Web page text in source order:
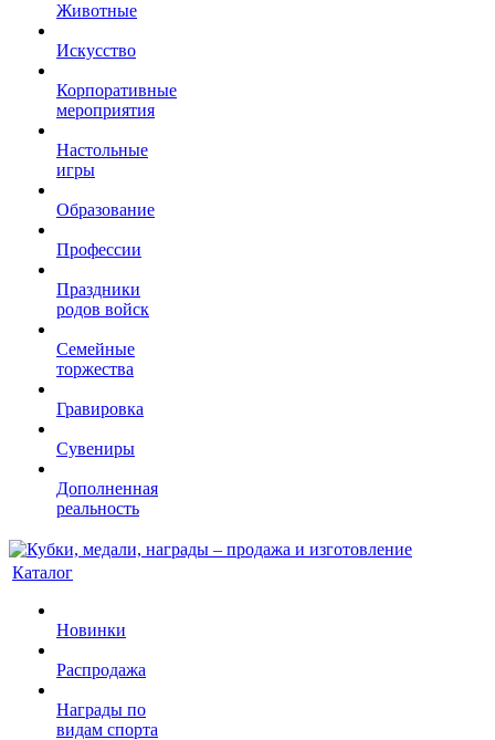
Животные
Искусство
Корпоративные
мероприятия
Настольные
игры
Образование
Профессии
Праздники
родов войск
Семейные
торжества
Гравировка
Сувениры
Дополненная
реальность
Каталог
Новинки
Распродажа
Награды по
видам спорта